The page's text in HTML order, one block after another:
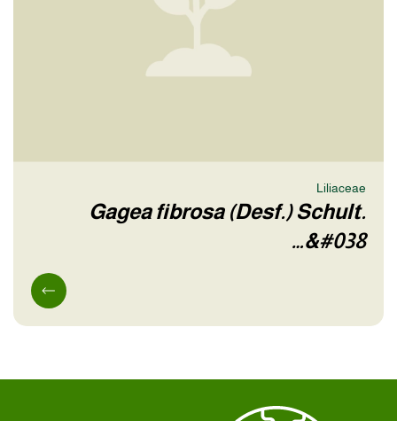
Liliaceae
Gagea fibrosa (Desf.) Schult.
&#038…